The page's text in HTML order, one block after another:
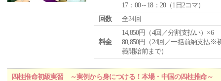
17：00～18：20（1日2コマ）
回数
全24回
料金
14,850円（4回／分割支払い）×6
80,850円（24回／一括前納支払※
義開始前まで）
四柱推命初級実習 ～実例から身につける！本場・中国の四柱推命～